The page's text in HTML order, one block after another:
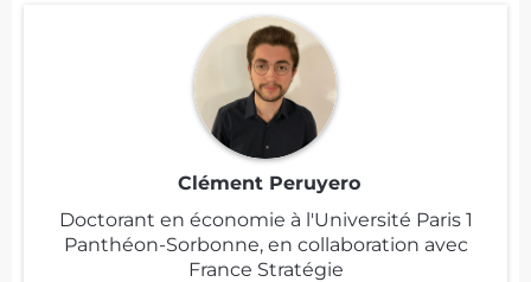
Clément Peruyero
Doctorant en économie à l'Université Paris 1
Panthéon-Sorbonne, en collaboration avec
France Stratégie